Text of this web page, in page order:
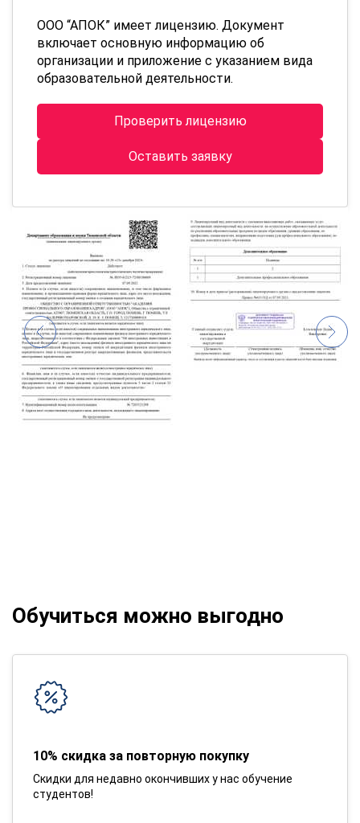
ООО “АПОК” имеет лицензию. Документ
включает основную информацию об
организации и приложение с указанием вида
образовательной деятельности.
Проверить лицензию
Оставить заявку
Обучиться можно выгодно
10% скидка за повторную покупку
Скидки для недавно окончивших у нас обучение
студентов!